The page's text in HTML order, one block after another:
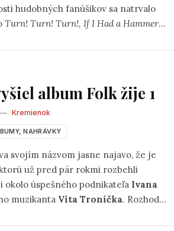
hudobných fanúšikov sa natrvalo
Turn! Turn! Turn!, If I Had a Hammer,
album Folk žije 1
— Kremienok
NAHRÁVKY
svojím názvom jasne najavo, že je
už pred pár rokmi rozbehli
okolo úspešného podnikateľa Ivana
muzikanta Víta Troníčka. Rozhodli